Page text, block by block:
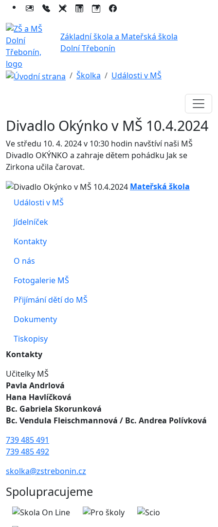
Základní škola a Mateřská škola
Dolní Třebonín
Školka Události v MŠ
Divadlo Okýnko v MŠ 10.4.2024
Ve středu 10. 4. 2024 v 10:30 hodin navštíví naši MŠ
Divadlo OKÝNKO a zahraje dětem pohádku Jak se
Zirkona učila čarovat.
Mateřská škola
Události v MŠ
Jídelníček
Kontakty
O nás
Fotogalerie MŠ
Přijímání dětí do MŠ
Dokumenty
Tiskopisy
Kontakty
Učitelky MŠ
Pavla Andrlová
Hana Havlíčková
Bc. Gabriela Skorunková
Bc. Vendula Fleischmannová / Bc. Andrea Polívková
739 485 491
739 485 492
skolka@zstrebonin.cz
Spolupracujeme